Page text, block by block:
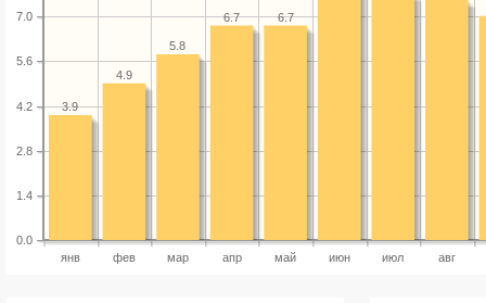
янв фев мар апр май июн июл авг
0.0
1.4
2.8
4.2
5.6
7.0 6.7
6.7
5.8
4.9
3.9